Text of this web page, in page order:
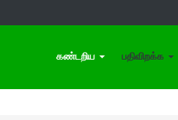
கண்டறிய பதிவிறக்க